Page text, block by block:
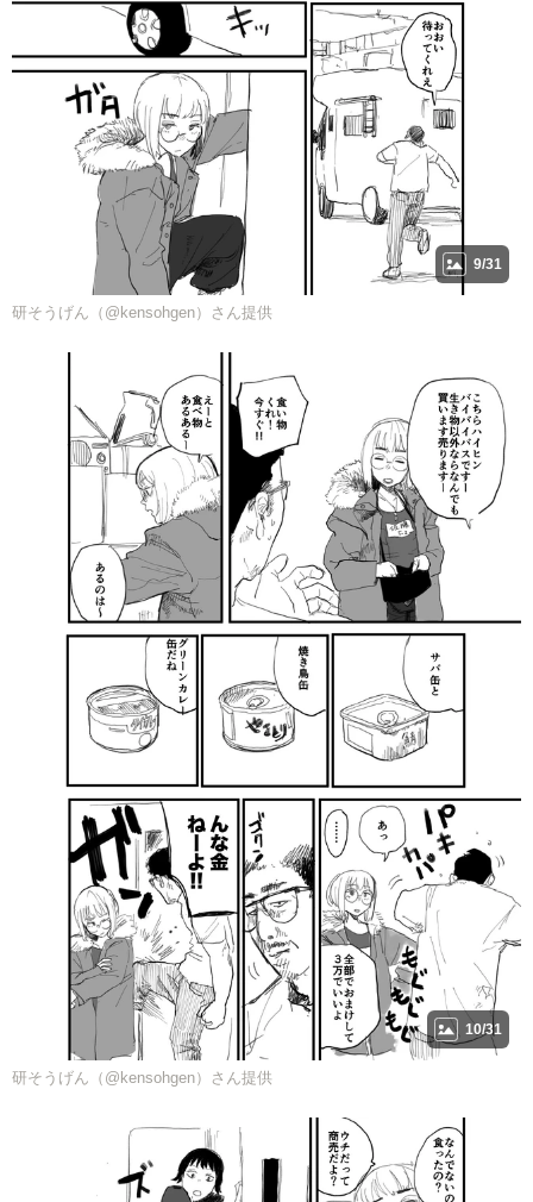
9/31
研そうげん（@kensohgen）さん提供
10/31
研そうげん（@kensohgen）さん提供